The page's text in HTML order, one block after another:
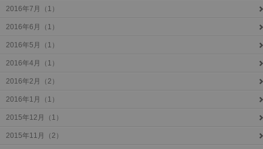
2016年7月（1）
2016年6月（1）
2016年5月（1）
2016年4月（1）
2016年2月（2）
2016年1月（1）
2015年12月（1）
2015年11月（2）